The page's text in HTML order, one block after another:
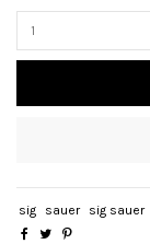
sig sauer sig sauer